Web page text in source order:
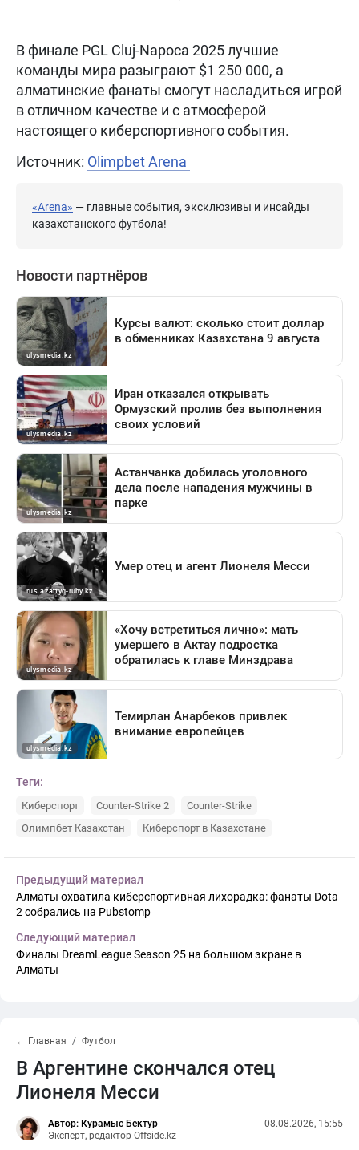
В финале PGL Cluj-Napoca 2025 лучшие
команды мира разыграют $1 250 000, а
алматинские фанаты смогут насладиться игрой
в отличном качестве и с атмосферой
настоящего киберспортивного события.
Источник: Olimpbet Arena
«Arena» — главные события, эксклюзивы и инсайды
казахстанского футбола!
Теги:
Киберспорт Counter-Strike 2
Counter-Strike
Олимпбет Казахстан
Киберспорт в Казахстане
Предыдущий материал
Алматы охватила киберспортивная лихорадка: фанаты Dota
2 собрались на Pubstomp
Следующий материал
Финалы DreamLeague Season 25 на большом экране в
Алматы
← Главная Футбол
В Аргентине скончался отец
Лионеля Месси
Автор: Курамыс Бектур
Эксперт, редактор Offside.kz
08.08.2026, 15:55